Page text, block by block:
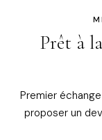
Prêt à
Premier
proposer un